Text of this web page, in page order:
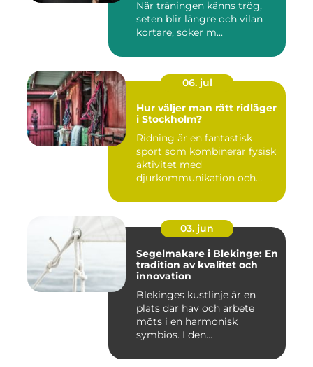
När träningen känns trög,
seten blir längre och vilan
kortare, söker m...
06. jul
Hur väljer man rätt ridläger
i Stockholm?
Ridning är en fantastisk
sport som kombinerar fysisk
aktivitet med
djurkommunikation och
03. jun
Segelmakare i Blekinge: En
tradition av kvalitet och
innovation
Blekinges kustlinje är en
plats där hav och arbete
möts i en harmonisk
symbios. I den...